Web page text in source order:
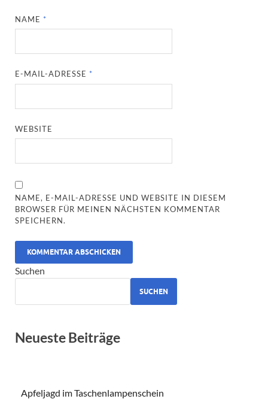
NAME *
E-MAIL-ADRESSE *
WEBSITE
NAME, E-MAIL-ADRESSE UND WEBSITE IN DIESEM
BROWSER FÜR MEINEN NÄCHSTEN KOMMENTAR
SPEICHERN.
ALTERNATIVE:
Suchen
SUCHEN
Neueste Beiträge
Apfeljagd im Taschenlampenschein